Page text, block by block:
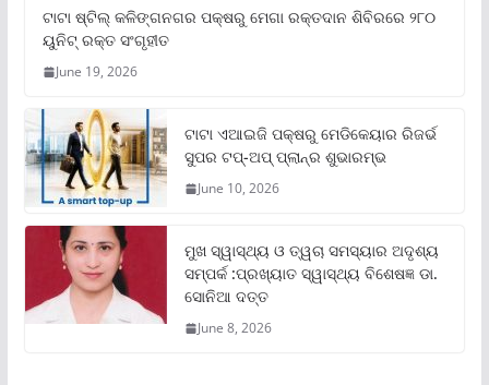
ଟାଟା ଷ୍ଟିଲ୍‌ କଳିଙ୍ଗନଗର ପକ୍ଷରୁ ମେଗା ରକ୍ତଦାନ ଶିବିରରେ ୨୮୦
ୟୁନିଟ୍‌ ରକ୍ତ ସଂଗୃହୀତ
June 19, 2026
ଟାଟା ଏଆଇଜି ପକ୍ଷରୁ ମେଡିକେୟାର ରିଜର୍ଭ
ସୁପର ଟପ୍‌-ଅପ୍ ପ୍ଲାନ୍‌ର ଶୁଭାରମ୍ଭ
June 10, 2026
ମୁଖ ସ୍ୱାସ୍ଥ୍ୟ ଓ ତ୍ୱଚା ସମସ୍ୟାର ଅଦୃଶ୍ୟ
ସମ୍ପର୍କ :ପ୍ରଖ୍ୟାତ ସ୍ୱାସ୍ଥ୍ୟ ବିଶେଷଜ୍ଞ ଡା.
ସୋନିଆ ଦତ୍ତ
June 8, 2026